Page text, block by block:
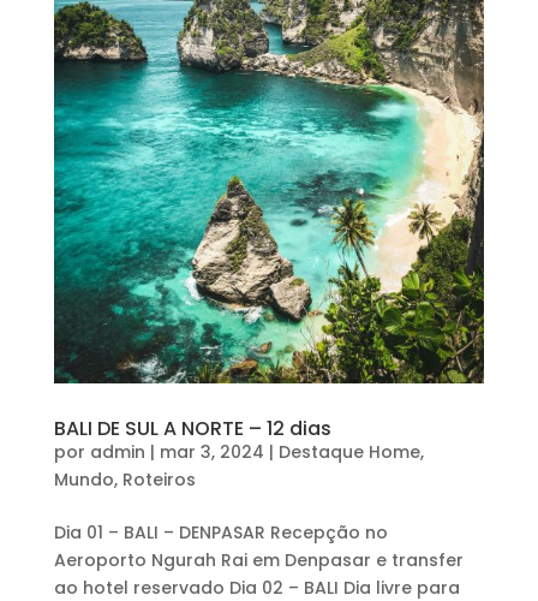
BALI DE SUL A NORTE – 12 dias
por admin | mar 3, 2024 | Destaque Home,
Mundo, Roteiros
Dia 01 – BALI – DENPASAR Recepção no
Aeroporto Ngurah Rai em Denpasar e transfer
ao hotel reservado Dia 02 – BALI Dia livre para